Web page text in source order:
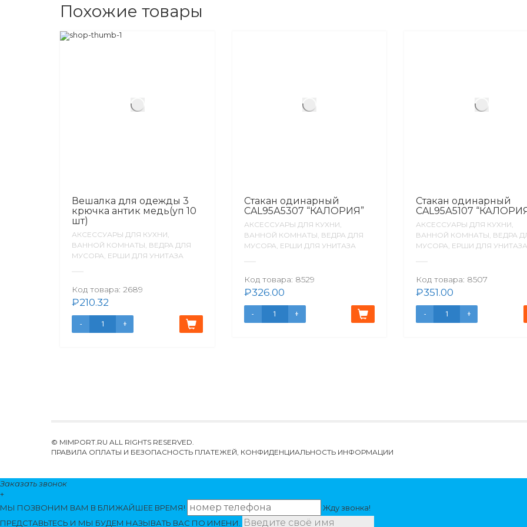
Похожие товары
Вешалка для одежды 3
крючка антик медь(уп 10
шт)
АКСЕССУАРЫ ДЛЯ КУХНИ,
ВАННОЙ КОМНАТЫ, ВЕДРА ДЛЯ
МУСОРА, ЕРШИ ДЛЯ УНИТАЗА
Код товара: 2689
₽210.32
Стакан одинарный
CAL95А5307 “КАЛОРИЯ”
АКСЕССУАРЫ ДЛЯ КУХНИ,
ВАННОЙ КОМНАТЫ, ВЕДРА ДЛЯ
МУСОРА, ЕРШИ ДЛЯ УНИТАЗА
Код товара: 8529
₽326.00
Стакан одинарный
CAL95А5107
АКСЕССУАРЫ ДЛЯ КУХНИ,
ВАННОЙ КОМНАТЫ, ВЕДРА
МУСОРА, ЕРШИ ДЛЯ УНИТАЗА
Код товара: 8507
₽351.00
© MIMPORT.RU ALL RIGHTS RESERVED.
ПРАВИЛА ОПЛАТЫ И БЕЗОПАСНОСТЬ ПЛАТЕЖЕЙ, КОНФИДЕНЦИАЛЬНОСТЬ ИНФОРМАЦИИ
Заказать звонок
+
МЫ ПОЗВОНИМ ВАМ В БЛИЖАЙШЕЕ ВРЕМЯ!
Жду звонка!
ПРЕДСТАВЬТЕСЬ И МЫ БУДЕМ НАЗЫВАТЬ ВАС ПО ИМЕНИ.